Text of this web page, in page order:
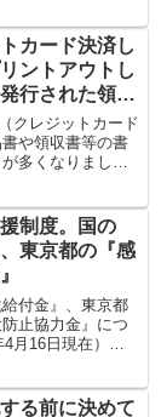
カード決済し
ントアウトし
行された領収
クレジットカード
や領収書等の書
多くなりまし
ービス」→「注
制度。国の
東京都の『感
付金』、東京都
止協力金』につ
月16日現在）で
協力金は返済不要
る前に決めて